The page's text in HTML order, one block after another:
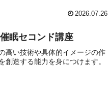
2026.07.26
眠セコンド講座
高い技術や具体的イメージの作
創造する能力を身につけます。